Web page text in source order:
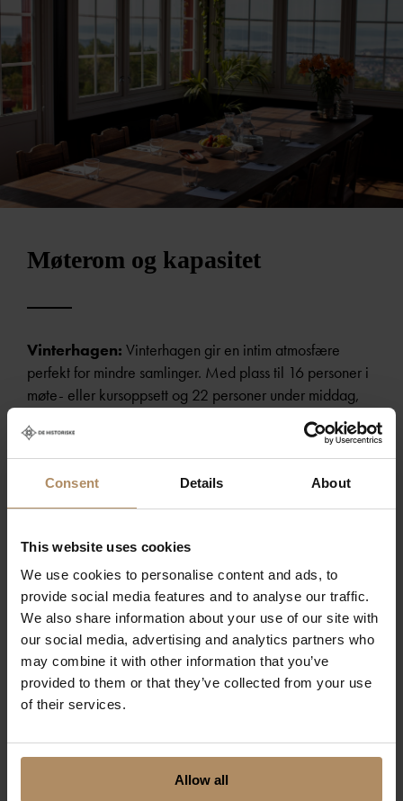
Consent Details About
This website uses cookies
We use cookies to personalise content and ads, to
provide social media features and to analyse our traffic.
We also share information about your use of our site with
our social media, advertising and analytics partners who
may combine it with other information that you’ve
provided to them or that they’ve collected from your use
of their services.
Allow all
Møterom og kapasitet
Vinterhagen: Vinterhagen gir en intim atmosfære
perfekt for mindre samlinger. Med plass til 16 personer i
møte- eller kursoppsett og 22 personer under middag,
Utsikten:Utsikten tilbyr en romslig plass med kapasitet
for 24 personer i møteoppsett eller 45 i kinooppsett.
Middag kan nytes av 40 personer, alt mens man blir
Festsalen:Festsalen er det ideelle stedet for større
arrangementer med kapasitet for 50 personer i
møteoppsett, 100 personer i kinooppsett, og 90
personer under en storslått middag.
Peisestuen:I Peisestuen blir frokost, lunsj, og middag
servert til kurs- og konferansegjester. Om sommeren kan
værforholdene.